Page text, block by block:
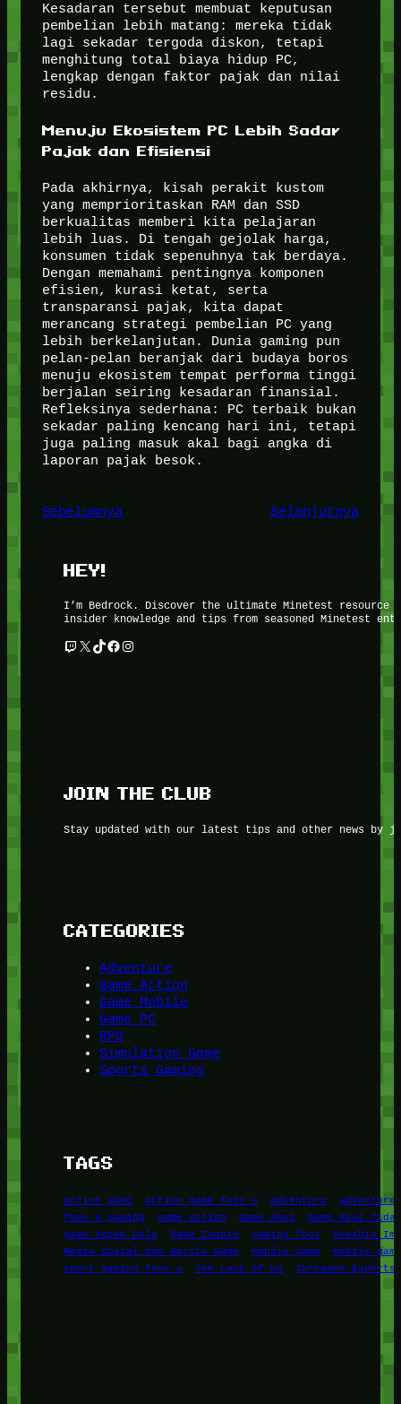
Kesadaran tersebut membuat keputusan
pembelian lebih matang: mereka tidak
lagi sekadar tergoda diskon, tetapi
menghitung total biaya hidup PC,
lengkap dengan faktor pajak dan nilai
residu.
Menuju Ekosistem PC Lebih Sadar
Pajak dan Efisiensi
Pada akhirnya, kisah perakit kustom
yang memprioritaskan RAM dan SSD
berkualitas memberi kita pelajaran
lebih luas. Di tengah gejolak harga,
konsumen tidak sepenuhnya tak berdaya.
Dengan memahami pentingnya komponen
efisien, kurasi ketat, serta
transparansi pajak, kita dapat
merancang strategi pembelian PC yang
lebih berkelanjutan. Dunia gaming pun
pelan-pelan beranjak dari budaya boros
menuju ekosistem tempat performa tinggi
berjalan seiring kesadaran finansial.
Refleksinya sederhana: PC terbaik bukan
sekadar paling kencang hari ini, tetapi
juga paling masuk akal bagi angka di
laporan pajak besok.
Sebelumnya Selanjutnya
HEY!
I’m Bedrock. Discover the ultimate Minetest
insider knowledge and tips from seasoned Minetest
Twitch X TikTok Facebook Instagram
JOIN THE CLUB
Stay updated with our latest tips and other news by
CATEGORIES
Adventure
Game Action
Game Mobile
Game PC
RPG
Simulation Game
Sports Gaming
TAGS
action game action game foox-u adventure
adventure
foox u gaming
game action Game Aksi
Game Aksi Tidak
game sepak bola
Game Zombie gaming foox
Genshin
Media Sosial dan Berita Game
mobile game
mobile
sport gaming foox u
The Last of Us Turnamen Esports